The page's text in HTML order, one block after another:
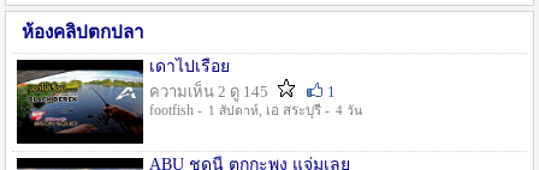
ห้องคลิปตกปลา
เดาไปเรื่อย
ความเห็น 2 ดู 145
1
footfish - 1 สัปดาห์, เอ สระบุรี - 4 วัน
ABU ชุดนี้ ตกกะพง แจ่มเลย